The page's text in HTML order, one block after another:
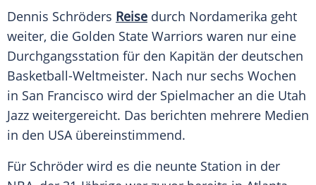
Dennis Schröders Reise durch Nordamerika geht
weiter, die Golden State Warriors waren nur eine
Durchgangsstation für den Kapitän der deutschen
Basketball-Weltmeister. Nach nur sechs Wochen
in San Francisco wird der Spielmacher an die Utah
Jazz weitergereicht. Das berichten mehrere Medien
in den USA übereinstimmend.
Für Schröder wird es die neunte Station in der